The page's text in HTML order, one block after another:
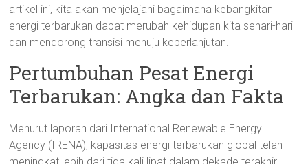
artikel ini, kita akan menjelajahi bagaimana kebangkitan
energi terbarukan dapat merubah kehidupan kita sehari-hari
dan mendorong transisi menuju keberlanjutan.
Pertumbuhan Pesat Energi
Terbarukan: Angka dan Fakta
Menurut laporan dari International Renewable Energy
Agency (IRENA), kapasitas energi terbarukan global telah